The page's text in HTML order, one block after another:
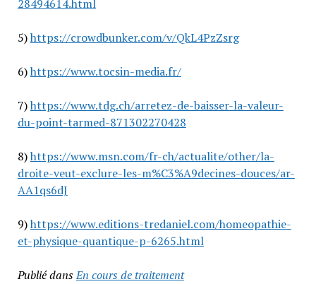
28494614.html
5)https://crowdbunker.com/v/QkL4PzZsrg
6)https://www.tocsin-media.fr/
7)https://www.tdg.ch/arretez-de-baisser-la-valeur-
du-point-tarmed-871302270428
8)https://www.msn.com/fr-ch/actualite/other/la-
droite-veut-exclure-les-m%C3%A9decines-douces/ar-
AA1qs6dJ
9)https://www.editions-tredaniel.com/homeopathie-
et-physique-quantique-p-6265.html
Publié dansEn cours de traitement